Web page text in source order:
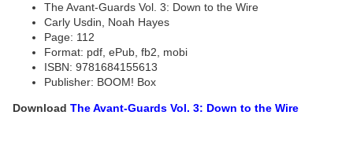
The Avant-Guards Vol. 3: Down to the Wire
Carly Usdin, Noah Hayes
Page: 112
Format: pdf, ePub, fb2, mobi
ISBN: 9781684155613
Publisher: BOOM! Box
Download The Avant-Guards Vol. 3: Down to the Wire